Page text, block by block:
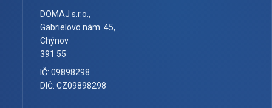
DOMAJ s.r.o.,
Gabrielovo nám. 45,
Chýnov
391 55
IČ: 09898298
DIČ: CZ09898298